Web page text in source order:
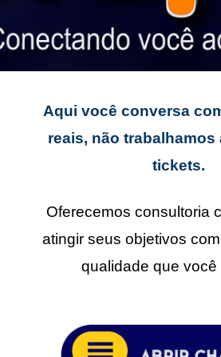
Aqui você conversa
reais, não trabalhamos
tickets.
Oferecemos consultoria
atingir seus objetivos
qualidade que você